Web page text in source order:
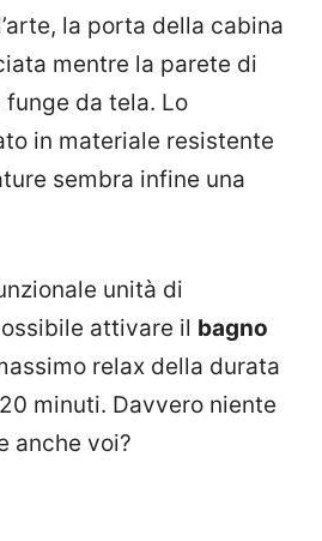
la porta della cabina
mentre la parete di
da tela. Lo
in materiale resistente
sembra infine una
unità di
attivare il bagno
relax della durata
minuti. Davvero niente
anche voi?